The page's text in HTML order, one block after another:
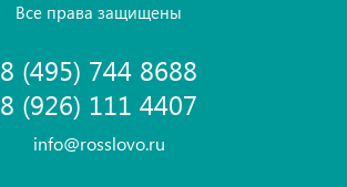
Все права защищены
8 (495) 744 8688
8 (926) 111 4407
info@rosslovo.ru